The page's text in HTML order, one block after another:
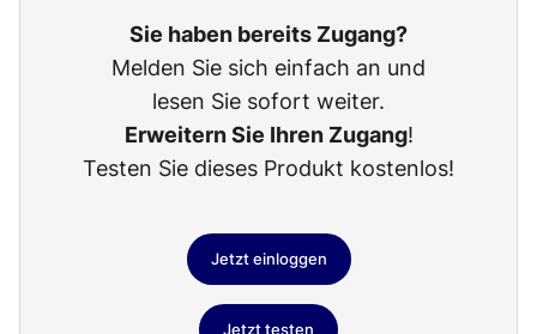
Sie haben bereits Zugang?
Melden Sie sich einfach an und
lesen Sie sofort weiter.
Erweitern Sie Ihren Zugang!
Testen Sie dieses Produkt kostenlos!
Jetzt einloggen
Jetzt testen